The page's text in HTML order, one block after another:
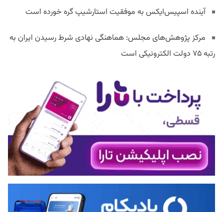
آینده اسپیس‌ایکس به موفقیت استارشیپ گره خورده است
مرکز پژوهش‌های مجلس: هماهنگی نهادی شرط رسیدن ایران به
رتبه ۷۵ دولت الکترونیکی است